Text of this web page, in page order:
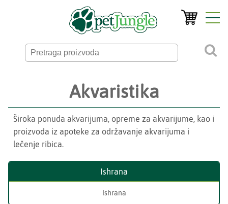
Akvaristika
Široka ponuda akvarijuma, opreme za akvarijume, kao i
proizvoda iz apoteke za održavanje akvarijuma i
lečenje ribica.
Ishrana
Ishrana